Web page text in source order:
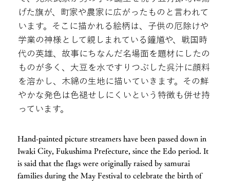
げた旗が、町家や農家に広がったものと言われて
います。そこに描かれる絵柄は、子供の厄除けや
学業の神様として親しまれている鐘馗や、戦国時
代の英雄、故事にちなんだ名場面を題材にしたの
ものが多く、大豆を水ですりつぶした呉汁に顔料
を溶かし、木綿の生地に描いていきます。その鮮
やかな発色は色褪せしにくいという特徴も併せ持
っています。
Hand-painted picture streamers have been passed down in
Iwaki City, Fukushima Prefecture, since the Edo period. It
is said that the flags were originally raised by samurai
families during the May Festival to celebrate the birth of